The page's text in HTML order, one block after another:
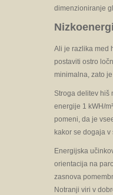
dimenzioniranje
Ali je razlika med
postaviti ostro
minimalna, zato
Stroga delitev hiš
energije 1 kWH/
pomeni, da je
kakor se dogaja
Energijska
orientacija na
zasnova
Notranji viri v